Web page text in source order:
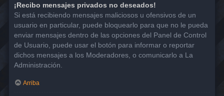
¡Recibo mensajes privados no deseados!
Si está recibiendo mensajes maliciosos u ofensivos de un
usuario en particular, puede bloquearlo para que no le pueda
enviar mensajes dentro de las opciones del Panel de Control
de Usuario, puede usar el botón para informar o reportar
dichos mensajes a los Moderadores, o comunicarlo a La
Administración.
Arriba